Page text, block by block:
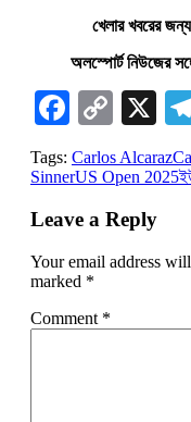
খেলার খবরের
অলস্পোর্ট নিউজের
Copy
Link
X
Tags: Carlos Alcaraz
SinnerUS Open 2025
Leave a Reply
Your email address
marked *
Comment *